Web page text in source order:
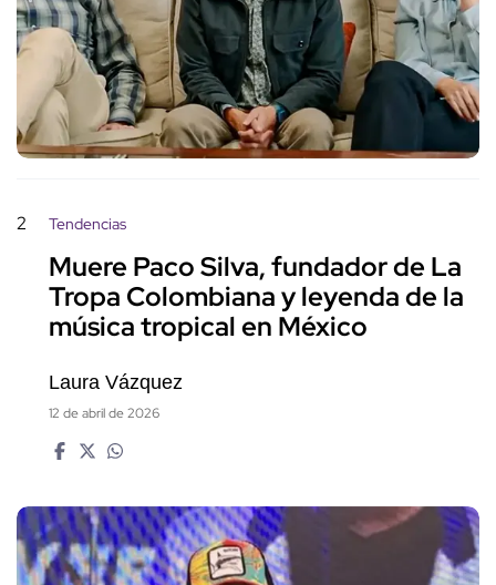
2 Tendencias
Muere Paco Silva, fundador de La
Tropa Colombiana y leyenda de la
música tropical en México
Laura Vázquez
12 de abril de 2026